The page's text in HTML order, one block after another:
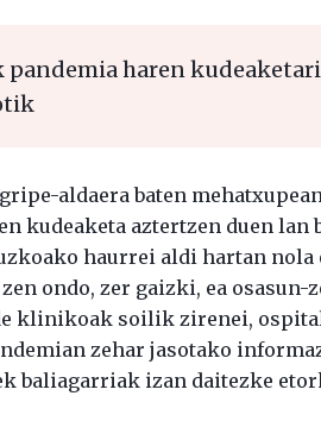
pandemia haren
aldaera baten
kudeaketa aztertzen duen lan
haurrei aldi hartan
ondo, zer gaizki, ea
klinikoak soilik zirenei,
zehar jasotako
baliagarriak izan daitezke